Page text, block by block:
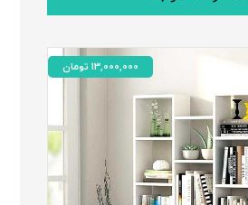
13,000,000 تومان